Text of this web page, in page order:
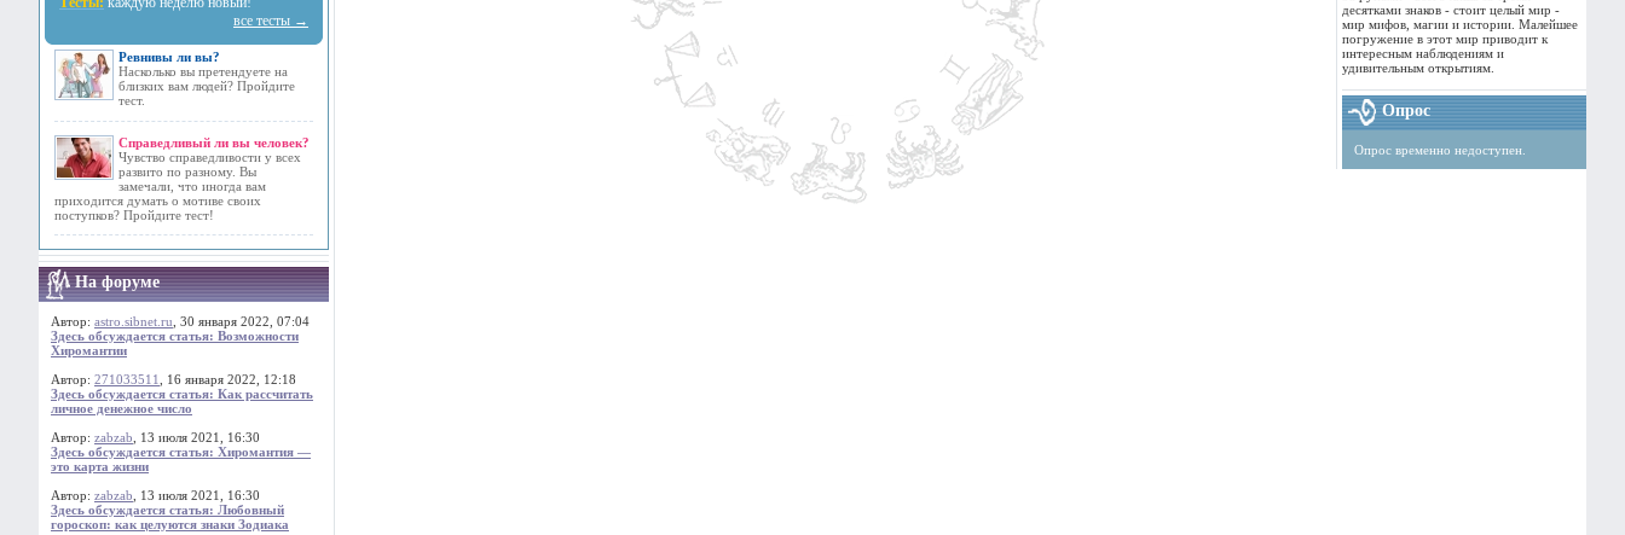
все тесты →
Ревнивы ли вы?
Насколько вы претендуете на
близких вам людей? Пройдите
тест.
Справедливый ли вы человек?
Чувство справедливости у всех
развито по разному. Вы
замечали, что иногда вам
приходится думать о мотиве своих
поступков? Пройдите тест!
На форуме
Автор: astro.sibnet.ru , 30 января 2022, 07:04
Здесь обсуждается статья: Возможности
Хиромантии
Автор: 271033511
, 16 января 2022, 12:18
Здесь обсуждается статья: Как рассчитать
личное денежное число
Автор: zabzab , 13 июля 2021, 16:30
Здесь обсуждается статья: Хиромантия —
это карта жизни
Автор: zabzab , 13 июля 2021, 16:30
Здесь обсуждается статья: Любовный
гороскоп: как целуются знаки Зодиака
десятками знаков - стоит целый мир -
мир мифов, магии и истории. Малейшее
погружение в этот мир приводит к
интересным наблюдениям и
удивительным открытиям.
Опрос
Опрос временно недоступен.